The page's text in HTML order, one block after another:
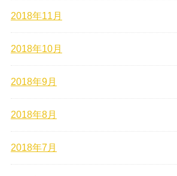
2018年11月
2018年10月
2018年9月
2018年8月
2018年7月